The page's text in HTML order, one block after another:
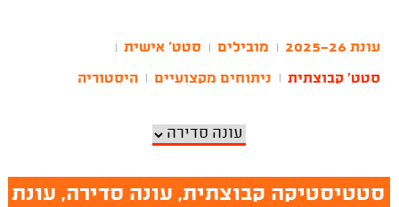
עונת 2025-26 מובילים סטט' אישית
סטט' קבוצתית ניתוחים מקצועיים היסטוריה
סטטיסטיקה קבוצתית, עונה סדירה, עונת 2025-26